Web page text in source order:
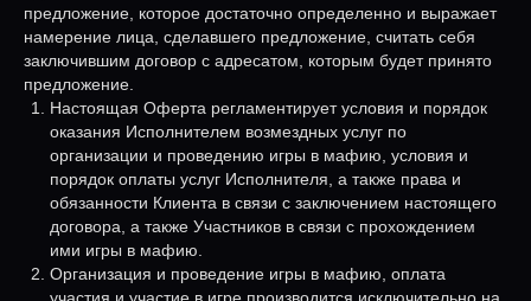
предложение, которое достаточно определенно и выражает
намерение лица, сделавшего предложение, считать себя
заключившим договор с адресатом, которым будет принято
предложение.
Настоящая Оферта регламентирует условия и порядок
оказания Исполнителем возмездных услуг по
организации и проведению игры в мафию, условия и
порядок оплаты услуг Исполнителя, а также права и
обязанности Клиента в связи с заключением настоящего
договора, а также Участников в связи с прохождением
ими игры в мафию.
Организация и проведение игры в мафию, оплата
участия и участие в игре производится исключительно на